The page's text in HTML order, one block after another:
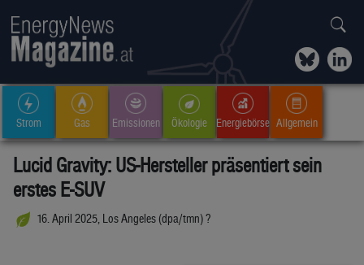
Strom Gas Emissionen Ökologie Energiebörse Allgemein
Lucid Gravity: US-Hersteller präsentiert sein
erstes E-SUV
16. April 2025, Los Angeles (dpa/tmn) ?